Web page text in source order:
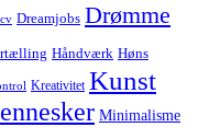
cv Dreamjobs Drømme
Håndværk Høns
Kreativitet Kunst
Minimalisme